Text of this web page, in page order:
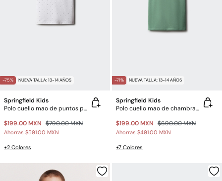
-75% NUEVA TALLA: 13-14 AÑOS
Springfield Kids
Polo cuello mao de puntos para niño
$199.00 MXN $790.00 MXN
Ahorras $591.00 MXN
+2 Colores
-71% NUEVA TALLA: 13-14 AÑOS
Springfield Kids
Polo cuello mao de chambray para niño
$199.00 MXN $690.00 MXN
Ahorras $491.00 MXN
+7 Colores